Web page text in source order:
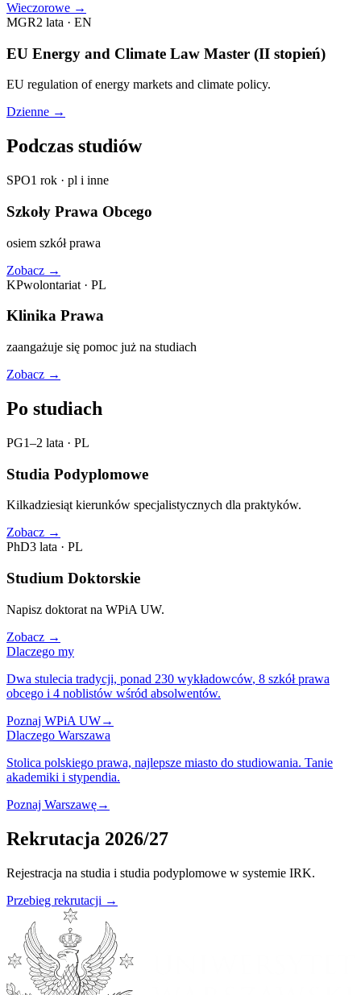
Wieczorowe →
MGR2 lata · EN
EU Energy and Climate Law Master (II stopień)
EU regulation of energy markets and climate policy.
Dzienne →
Podczas studiów
SPO1 rok · pl i inne
Szkoły Prawa Obcego
osiem szkół prawa
Zobacz →
KPwolontariat · PL
Klinika Prawa
zaangażuje się pomoc już na studiach
Zobacz →
Po studiach
PG1–2 lata · PL
Studia Podyplomowe
Kilkadziesiąt kierunków specjalistycznych dla praktyków.
Zobacz →
PhD3 lata · PL
Studium Doktorskie
Napisz doktorat na WPiA UW.
Zobacz →
Dlaczego my
Dwa stulecia tradycji, ponad 230 wykładowców, 8 szkół prawa
obcego i 4 noblistów wśród absolwentów.
Poznaj WPiA UW→
Dlaczego Warszawa
Stolica polskiego prawa, najlepsze miasto do studiowania. Tanie
akademiki i stypendia.
Poznaj Warszawę→
Rekrutacja 2026/27
Rejestracja na studia i studia podyplomowe w systemie IRK.
Przebieg rekrutacji →